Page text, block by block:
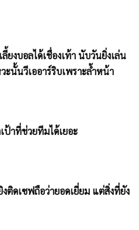
ยงบอลได้เชื่องเท้า นับวันยิ่งเล่น
นั้นวีเออาร์ริบเพราะล้ำหน้า
ป้าที่ช่วยทีมได้เยอะ
ติดเซฟถือว่ายอดเยี่ยม แต่สิ่งที่ยัง